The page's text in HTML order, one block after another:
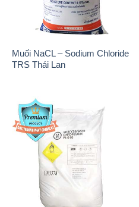
Sodium Percarbonate Dạng
Bột Trung Quốc China